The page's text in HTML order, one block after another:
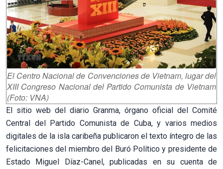
El Centro Nacional de Convenciones de Vietnam, lugar del
XIII Congreso Nacional del Partido Comunista de Vietnam
(Foto: VNA)
El sitio web del diario Granma, órgano oficial del Comité
Central del Partido Comunista de Cuba, y varios medios
digitales de la isla caribeña publicaron el texto íntegro de las
felicitaciones del miembro del Buró Político y presidente de
Estado Miguel Díaz-Canel, publicadas en su cuenta de